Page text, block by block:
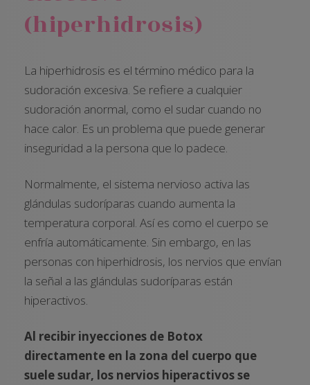
(hiperhidrosis)
La hiperhidrosis es el término médico para la
sudoración excesiva. Se refiere a cualquier
sudoración anormal, como el sudar cuando no
hace calor. Es un problema que puede generar
inseguridad a la persona que lo padece.
Normalmente, el sistema nervioso activa las
glándulas sudoríparas cuando aumenta la
temperatura corporal. Así es como el cuerpo se
enfría automáticamente. Sin embargo, en las
personas con hiperhidrosis, los nervios que envían
la señal a las glándulas sudoríparas están
hiperactivos.
Al recibir inyecciones de Botox
directamente en la zona del cuerpo que
suele sudar, los nervios hiperactivos se